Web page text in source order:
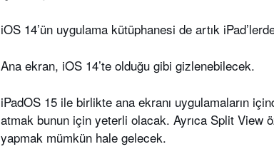
iOS 14’ün uygulama kütüphanesi de artık
Ana ekran, iOS 14’te olduğu gibi gizlenebilecek.
iPadOS 15 ile birlikte ana ekranı uygulamaların
atmak bunun için yeterli olacak. Ayrıca Split View
yapmak mümkün hale gelecek.